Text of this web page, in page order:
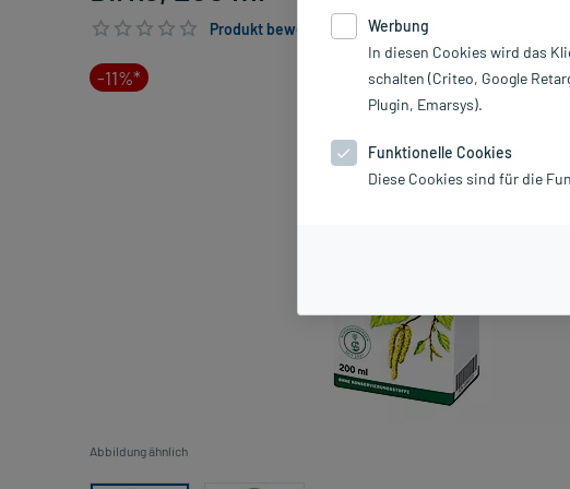
Produkt bewerten & PlusHerzen sichern
-11%*
Abbildung ähnlich
Werbung
In diesen Cookies wird das
schalten (Criteo, Google
Plugin, Emarsys).
Funktionelle Cookies
Diese Cookies sind für die